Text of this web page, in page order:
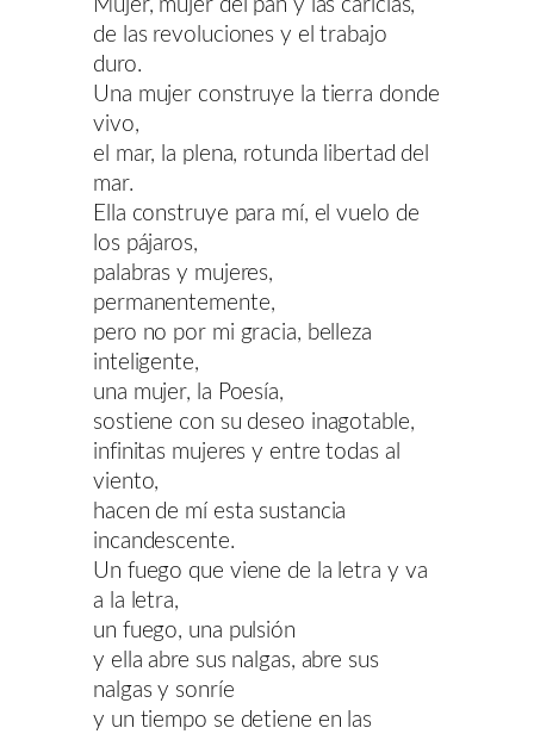
Mujer, mujer del pan y las caricias,
de las revoluciones y el trabajo
duro.
Una mujer construye la tierra donde
vivo,
el mar, la plena, rotunda libertad del
mar.
Ella construye para mí, el vuelo de
los pájaros,
palabras y mujeres,
permanentemente,
pero no por mi gracia, belleza
inteligente,
una mujer, la Poesía,
sostiene con su deseo inagotable,
infinitas mujeres y entre todas al
viento,
hacen de mí esta sustancia
incandescente.
Un fuego que viene de la letra y va
a la letra,
un fuego, una pulsión
y ella abre sus nalgas, abre sus
nalgas y sonríe
y un tiempo se detiene en las